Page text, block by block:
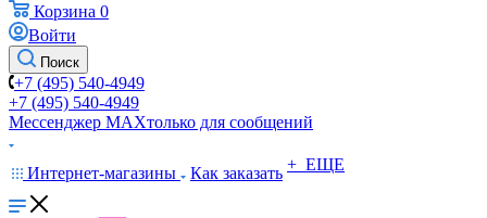
Корзина 0
Войти
Поиск
+7 (495) 540-4949
+7 (495) 540-4949
Мессенджер МАХтолько для сообщений
Интернет-магазины Как заказать + ЕЩЕ